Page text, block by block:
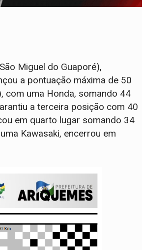
Miguel do Guaporé),
a pontuação máxima de 50
com uma Honda, somando 44
a terceira posição com 40
em quarto lugar somando 34
Kawasaki, encerrou em